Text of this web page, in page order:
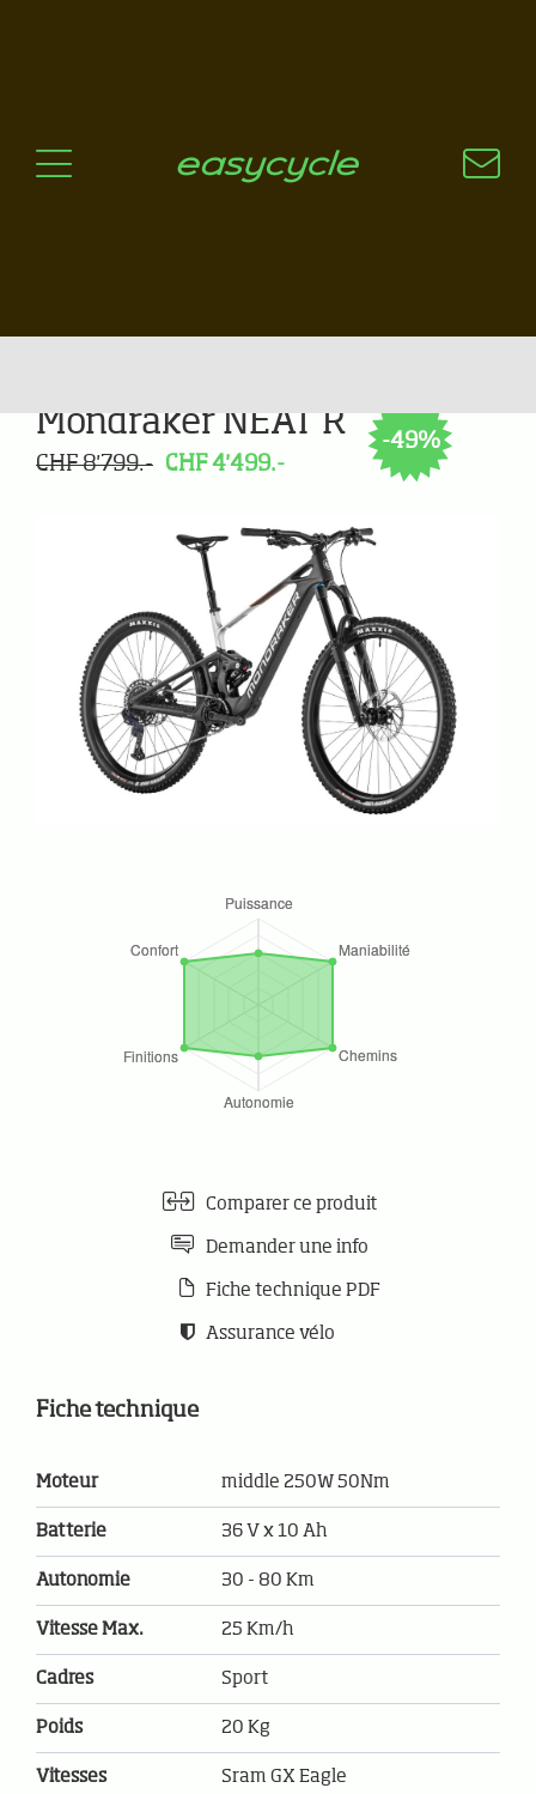
Nos critères de sélection
Mondraker NEAT R
-49%
CHF 8'799.-
CHF 4'499.-
Comparer ce produit
Demander une info
Fiche technique PDF
Assurance vélo
Fiche technique
Moteur middle 250W 50Nm
Batterie 36 V x 10 Ah
Autonomie 30 - 80 Km
Vitesse Max. 25 Km/h
Cadres Sport
Poids 20 Kg
Vitesses Sram GX Eagle